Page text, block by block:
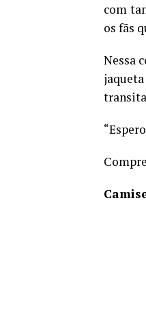
com
os fãs
Nessa